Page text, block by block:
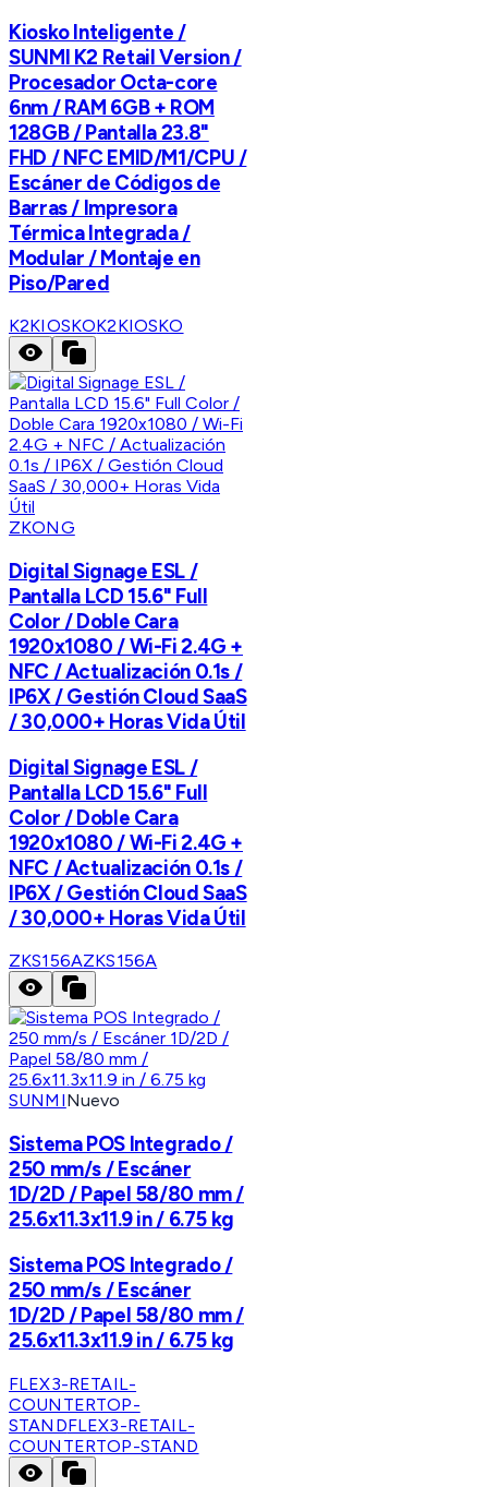
Kiosko Inteligente /
SUNMI K2 Retail Version /
Procesador Octa-core
6nm / RAM 6GB + ROM
128GB / Pantalla 23.8"
FHD / NFC EMID/M1/CPU /
Escáner de Códigos de
Barras / Impresora
Térmica Integrada /
Modular / Montaje en
Piso/Pared
K2KIOSKOK2KIOSKO
ZKONG
Digital Signage ESL /
Pantalla LCD 15.6" Full
Color / Doble Cara
1920x1080 / Wi-Fi 2.4G +
NFC / Actualización 0.1s /
IP6X / Gestión Cloud SaaS
/ 30,000+ Horas Vida Útil
Digital Signage ESL /
Pantalla LCD 15.6" Full
Color / Doble Cara
1920x1080 / Wi-Fi 2.4G +
NFC / Actualización 0.1s /
IP6X / Gestión Cloud SaaS
/ 30,000+ Horas Vida Útil
ZKS156AZKS156A
SUNMINuevo
Sistema POS Integrado /
250 mm/s / Escáner
1D/2D / Papel 58/80 mm /
25.6x11.3x11.9 in / 6.75 kg
Sistema POS Integrado /
250 mm/s / Escáner
1D/2D / Papel 58/80 mm /
25.6x11.3x11.9 in / 6.75 kg
FLEX3-RETAIL-
COUNTERTOP-
STANDFLEX3-RETAIL-
COUNTERTOP-STAND